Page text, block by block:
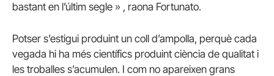
bastant en l’últim segle » , raona Fortunato.
Potser s’estigui produint un coll d’ampolla, perquè cada
vegada hi ha més científics produint ciència de qualitat i
les troballes s’acumulen. I com no apareixen grans